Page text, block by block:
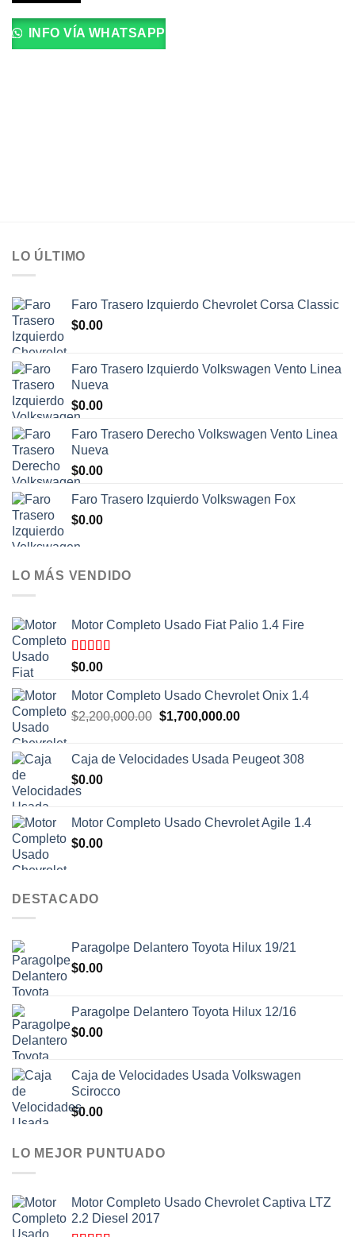
INFO VÍA WHATSAPP
LO ÚLTIMO
Faro Trasero Izquierdo Chevrolet Corsa Classic
$0.00
Faro Trasero Izquierdo Volkswagen Vento Linea
Nueva
$0.00
Faro Trasero Derecho Volkswagen Vento Linea
Nueva
$0.00
Faro Trasero Izquierdo Volkswagen Fox
$0.00
LO MÁS VENDIDO
Motor Completo Usado Fiat Palio 1.4 Fire
Valorado
con
de 5
$0.00
Motor Completo Usado Chevrolet Onix 1.4
$2,200,000.00 El
era:
$1,700,000.00El
es:
Caja de Velocidades Usada Peugeot 308
$0.00
Motor Completo Usado Chevrolet Agile 1.4
$0.00
DESTACADO
Paragolpe Delantero Toyota Hilux 19/21
$0.00
Paragolpe Delantero Toyota Hilux 12/16
$0.00
Caja de Velocidades Usada Volkswagen
Scirocco
$0.00
LO MEJOR PUNTUADO
Motor Completo Usado Chevrolet Captiva LTZ
2.2 Diesel 2017